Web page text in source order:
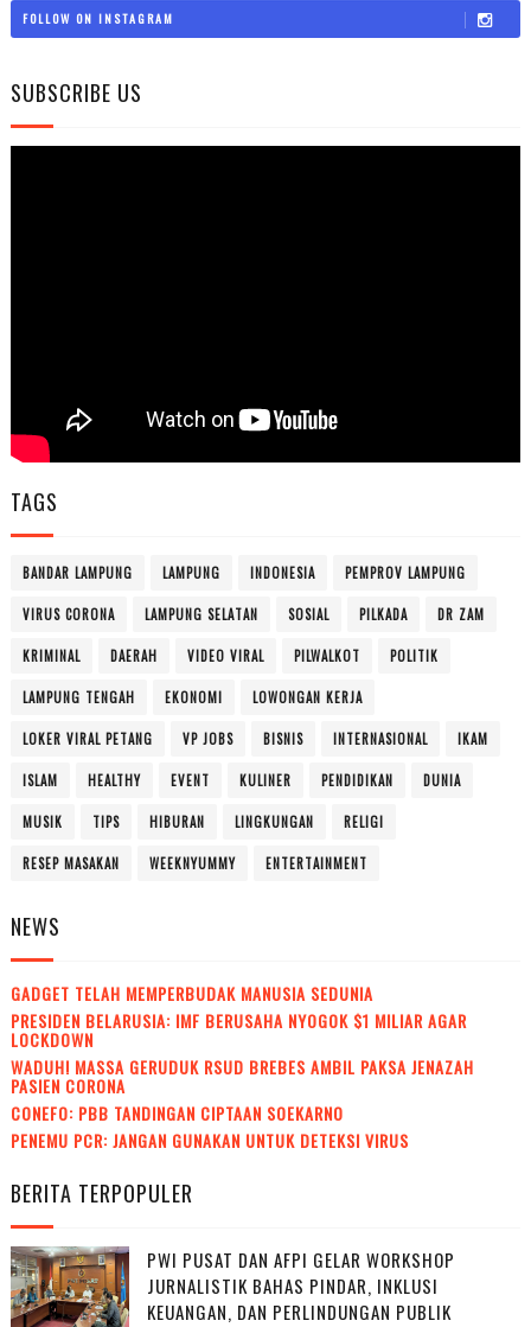
FOLLOW ON INSTAGRAM
SUBSCRIBE US
TAGS
BANDAR LAMPUNG LAMPUNG INDONESIA PEMPROV LAMPUNG
VIRUS CORONA LAMPUNG SELATAN SOSIAL PILKADA DR ZAM
KRIMINAL DAERAH VIDEO VIRAL PILWALKOT POLITIK
LAMPUNG TENGAH EKONOMI LOWONGAN KERJA
LOKER VIRAL PETANG VP JOBS BISNIS INTERNASIONAL IKAM
ISLAM HEALTHY EVENT KULINER PENDIDIKAN DUNIA
MUSIK TIPS HIBURAN LINGKUNGAN RELIGI
RESEP MASAKAN WEEKNYUMMY ENTERTAINMENT
NEWS
GADGET TELAH MEMPERBUDAK MANUSIA SEDUNIA
PRESIDEN BELARUSIA: IMF BERUSAHA NYOGOK $1 MILIAR AGAR
LOCKDOWN
WADUH! MASSA GERUDUK RSUD BREBES AMBIL PAKSA JENAZAH
PASIEN CORONA
CONEFO: PBB TANDINGAN CIPTAAN SOEKARNO
PENEMU PCR: JANGAN GUNAKAN UNTUK DETEKSI VIRUS
BERITA TERPOPULER
PWI PUSAT DAN AFPI GELAR WORKSHOP
JURNALISTIK BAHAS PINDAR, INKLUSI
KEUANGAN, DAN PERLINDUNGAN PUBLIK